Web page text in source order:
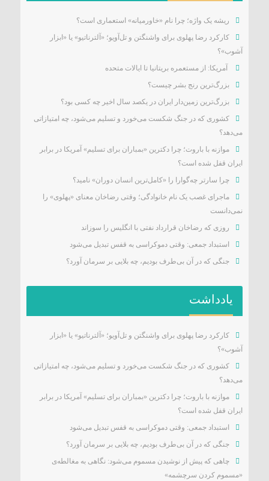
ریشه یک واژه؛ چرا نام «خاورمیانه» استعماری است؟
کارکرد رضا پهلوی برای واشنگتن و تل‌آویو؛ «آلترناتیو» یا «ابزار
آشوب»؟
آمریکا: از مستعمره بریتانیا تا ایالات متحده
بزرگ‌ترین رنج بشر چیست؟
بزرگ‌ترین زمین‌دار ایران در یکصد سال اخیر چه کسی بود؟
کشوری که در جنگ شکست می‌خورد و تسلیم می‌شود، چه امتیازاتی
می‌دهد؟
موازنه با باروت؛ چرا دکترین «بمباران برای تسلیم» آمریکا در برابر
ایران قفل شده است؟
چرا سارتر چه‌گوارا را «کامل‌ترین انسان دوران» نامید؟
ماجرای غصب یک نام خانوادگی؛ وقتی رضاخان معنای «پهلوی» را
نمی‌دانست
روزی که رضاخان قرارداد نفتی با انگلیس را سوزاند
استبداد جمعی: وقتی دموکراسی به قفس تبدیل می‌شود
جنگی که در آن بی‌طرف بودیم، چه بلایی بر سرمان آورد؟
یادداشت
کارکرد رضا پهلوی برای واشنگتن و تل‌آویو؛ «آلترناتیو» یا «ابزار
آشوب»؟
کشوری که در جنگ شکست می‌خورد و تسلیم می‌شود، چه امتیازاتی
می‌دهد؟
موازنه با باروت؛ چرا دکترین «بمباران برای تسلیم» آمریکا در برابر
ایران قفل شده است؟
استبداد جمعی: وقتی دموکراسی به قفس تبدیل می‌شود
جنگی که در آن بی‌طرف بودیم، چه بلایی بر سرمان آورد؟
چاهی که پیش از نوشیدن مسموم می‌شود: نگاهی به مغالطه‌ی
«مسموم کردن سرچشمه»